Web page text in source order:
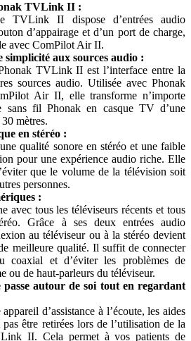
TVLink II :
TVLink II dispose d’entrées audio
d’appairage et d’un port de charge,
avec ComPilot Air II.
simplicité aux sources audio :
TVLink II est l’interface entre la
sources audio. Utilisée avec Phonak
Air II, elle transforme n’importe
sans fil Phonak en casque TV d’une
mètres.
en stéréo :
qualité sonore en stéréo et une faible
pour une expérience audio riche. Elle
que le volume de la télévision soit
personnes.
:
tous les téléviseurs récents et tous
Grâce à ses deux entrées audio
au téléviseur ou à la stéréo devient
meilleure qualité. Il suffit de connecter
coaxial et d’éviter les problèmes de
ou de haut-parleurs du téléviseur.
passe autour de soi tout en regardant
d’assistance à l’écoute, les aides
être retirées lors de l’utilisation de la
II. Cela permet à vos patients de